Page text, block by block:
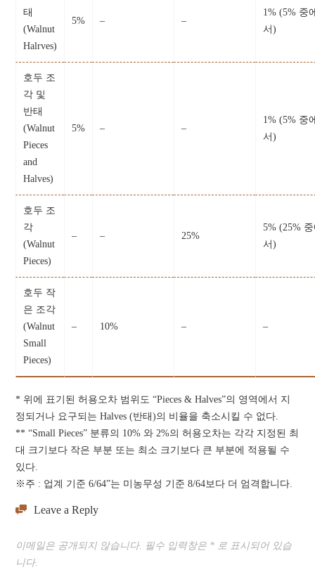
태
(Walnut
Halrves)
5% – –
1% (5% 중
서)
호두 조
각 및
반태
(Walnut
Pieces
and
Halves)
5% – –
1% (5% 중
서)
호두 조
각
(Walnut
Pieces)
– – 25%
5% (25%
서)
호두 작
은 조각
(Walnut
Small
Pieces)
– 10% – –
* 위에 표기된 허용오차 범위도 “Pieces & Halves”의 영역에서 지
정되거나 요구되는 Halves (반태)의 비율을 축소시킬 수 없다.
** “Small Pieces” 분류의 10% 와 2%의 허용오차는 각각 지정된 최
대 크기보다 작은 부분 또는 최소 크기보다 큰 부분에 적용될 수
있다.
※주 : 업계 기준 6/64”는 미농무성 기준 8/64보다 더 엄격합니다.
Leave a Reply
이메일은 공개되지 않습니다. 필수 입력창은 * 로 표시되어 있습
니다.